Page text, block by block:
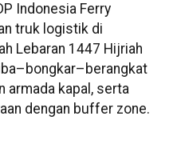
Indonesia Ferry
truk logistik di
Lebaran 1447 Hijriah
armada kapal, serta
dengan buffer zone.